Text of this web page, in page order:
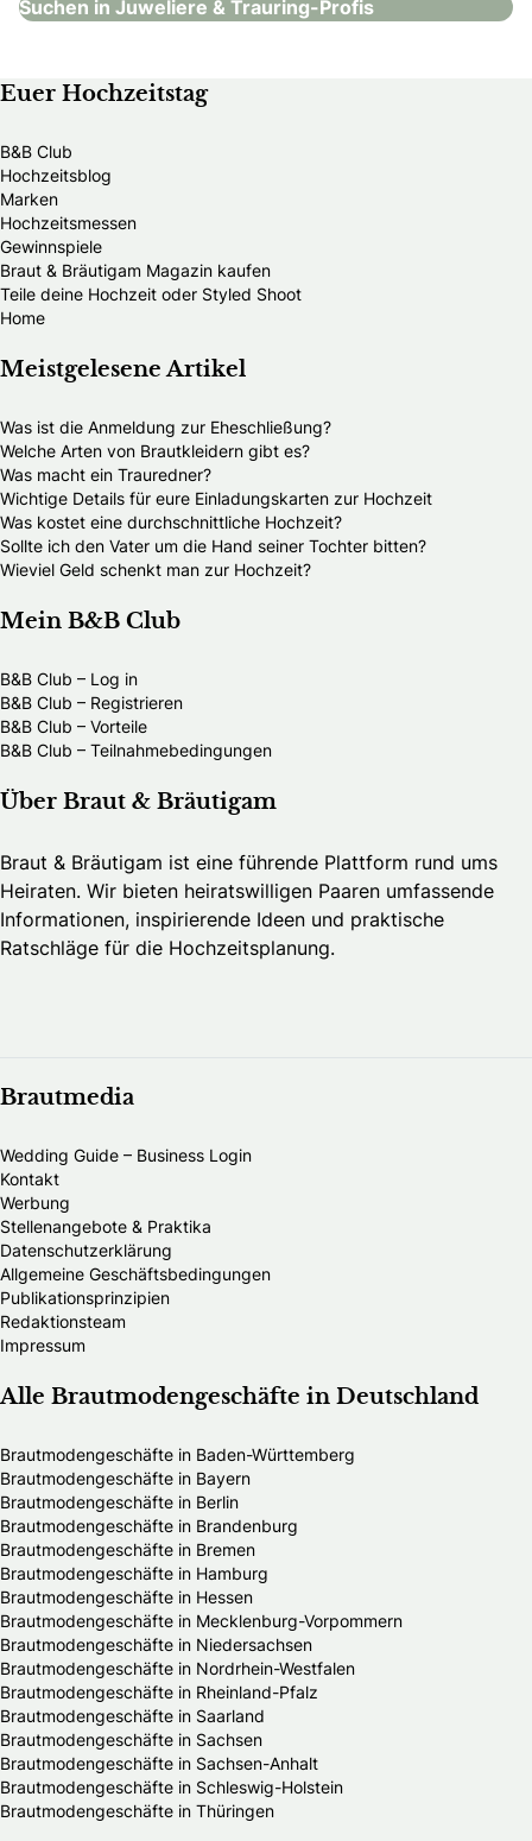
Suchen in Juweliere & Trauring-Profis
Euer Hochzeitstag
B&B Club
Hochzeitsblog
Marken
Hochzeitsmessen
Gewinnspiele
Braut & Bräutigam Magazin kaufen
Teile deine Hochzeit oder Styled Shoot
Home
Meistgelesene Artikel
Was ist die Anmeldung zur Eheschließung?
Welche Arten von Brautkleidern gibt es?
Was macht ein Trauredner?
Wichtige Details für eure Einladungskarten zur Hochzeit
Was kostet eine durchschnittliche Hochzeit?
Sollte ich den Vater um die Hand seiner Tochter bitten?
Wieviel Geld schenkt man zur Hochzeit?
Mein B&B Club
B&B Club – Log in
B&B Club – Registrieren
B&B Club – Vorteile
B&B Club – Teilnahmebedingungen
Über Braut & Bräutigam
Braut & Bräutigam ist eine führende Plattform rund ums
Heiraten. Wir bieten heiratswilligen Paaren umfassende
Informationen, inspirierende Ideen und praktische
Ratschläge für die Hochzeitsplanung.
Brautmedia
Wedding Guide – Business Login
Kontakt
Werbung
Stellenangebote & Praktika
Datenschutzerklärung
Allgemeine Geschäftsbedingungen
Publikationsprinzipien
Redaktionsteam
Impressum
Alle Brautmodengeschäfte in Deutschland
Brautmodengeschäfte in Baden-Württemberg
Brautmodengeschäfte in Bayern
Brautmodengeschäfte in Berlin
Brautmodengeschäfte in Brandenburg
Brautmodengeschäfte in Bremen
Brautmodengeschäfte in Hamburg
Brautmodengeschäfte in Hessen
Brautmodengeschäfte in Mecklenburg-Vorpommern
Brautmodengeschäfte in Niedersachsen
Brautmodengeschäfte in Nordrhein-Westfalen
Brautmodengeschäfte in Rheinland-Pfalz
Brautmodengeschäfte in Saarland
Brautmodengeschäfte in Sachsen
Brautmodengeschäfte in Sachsen-Anhalt
Brautmodengeschäfte in Schleswig-Holstein
Brautmodengeschäfte in Thüringen